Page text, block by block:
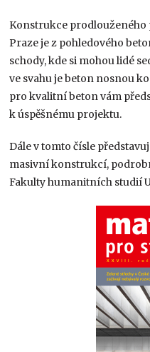
Konstrukce
Praze je z pohledového
schody, kde si mohou lidé
ve svahu je beton nosnou
pro kvalitní beton vám
k úspěšnému projektu.
Dále v tomto čísle
masivní konstrukcí,
Fakulty humanitních studií